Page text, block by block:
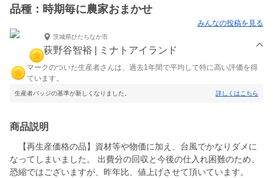
品種：時期毎に農家おまかせ
みんなの投稿を見る
茨城県ひたちなか市
萩野谷智裕 | ミナトアイランド
マークのついた生産者さんは、過去1年間で平均して特に高い評価を得
ています。
生産者バッジの基準が新しくなりました。 詳しくはこちら
商品説明
【再生産価格の品】資材等や物価に加え、台風でかなりダメに
なってしまいました。 出費分の回収と今後の仕入れ困難のため、
恐縮ではございますが、昨年比、値上げさせて頂いています。